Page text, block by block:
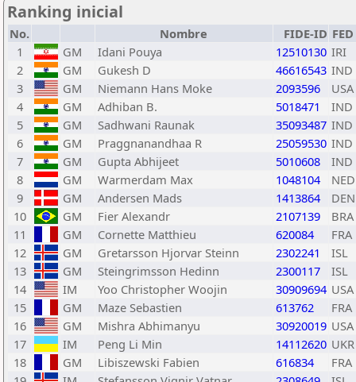
Ranking inicial
No. Nombre FIDE-ID FED
1
GM Idani Pouya 12510130 IRI
2
GM Gukesh D 46616543 IND
3
GM Niemann Hans Moke 2093596
USA
4
GM Adhiban B. 5018471
IND
5
GM Sadhwani Raunak 35093487 IND
6
GM Praggnanandhaa R 25059530 IND
7
GM Gupta Abhijeet 5010608
IND
8
GM Warmerdam Max 1048104
NED
9
GM Andersen Mads 1413864
DEN
10
GM Fier Alexandr 2107139
BRA
11
GM Cornette Matthieu 620084
FRA
12
GM Gretarsson Hjorvar Steinn 2302241
ISL
13
GM Steingrimsson Hedinn 2300117
ISL
14
IM Yoo Christopher Woojin 30909694 USA
15
GM Maze Sebastien 613762
FRA
16
GM Mishra Abhimanyu 30920019 USA
17
IM Peng Li Min 14112620 UKR
18
GM Libiszewski Fabien 616834
FRA